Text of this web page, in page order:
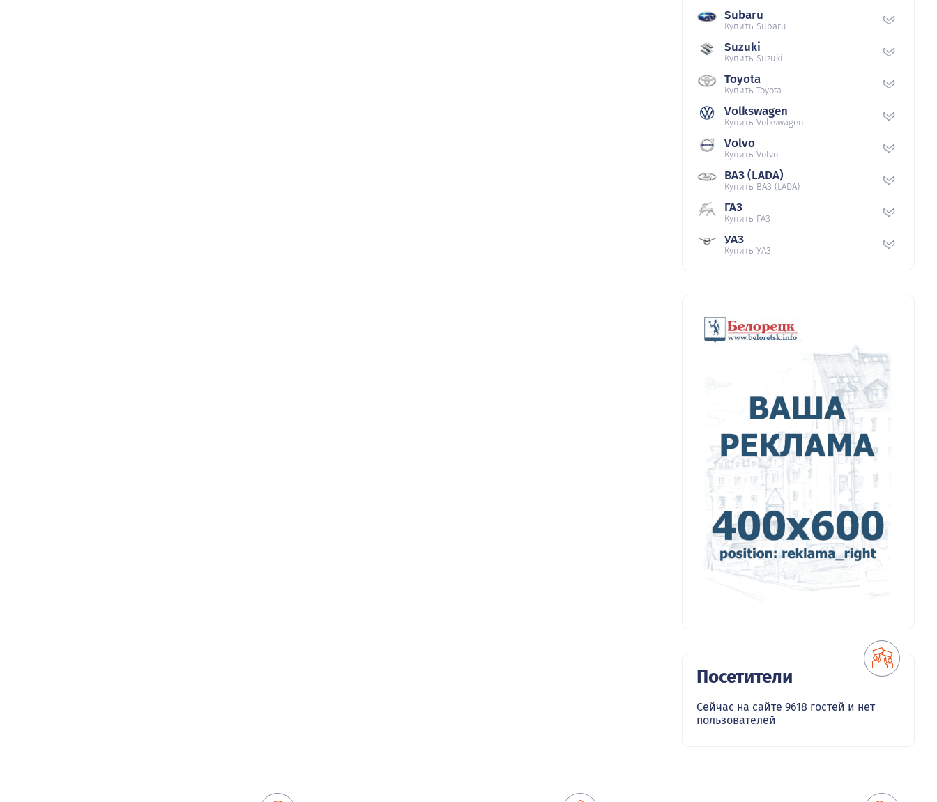
Subaru
Купить Subaru
Suzuki
Купить Suzuki
Toyota
Купить Toyota
Volkswagen
Купить Volkswagen
Volvo
Купить Volvo
ВАЗ (LADA)
Купить ВАЗ (LADA)
ГАЗ
Купить ГАЗ
УАЗ
Купить УАЗ
Посетители
Сейчас на сайте 9618 гостей и нет
пользователей